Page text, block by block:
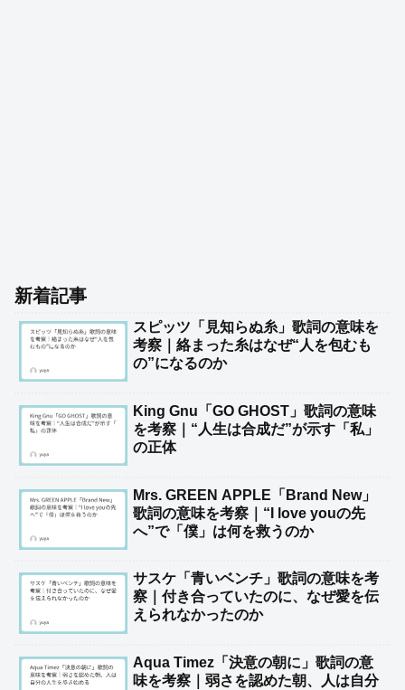
新着記事
スピッツ「見知らぬ糸」歌詞の意味を
考察｜絡まった糸はなぜ“人を包むも
の”になるのか
King Gnu「GO GHOST」歌詞の意味
を考察｜“人生は合成だ”が示す「私」
の正体
Mrs. GREEN APPLE「Brand New」
歌詞の意味を考察｜“I love youの先
へ”で「僕」は何を救うのか
サスケ「青いベンチ」歌詞の意味を考
察｜付き合っていたのに、なぜ愛を伝
えられなかったのか
Aqua Timez「決意の朝に」歌詞の意
味を考察｜弱さを認めた朝、人は自分